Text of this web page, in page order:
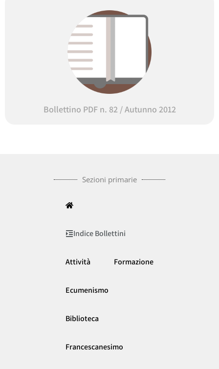
Bollettino PDF n. 82 / Autunno 2012
Sezioni primarie
Indice Bollettini
Attività Formazione
Ecumenismo
Biblioteca
Francescanesimo